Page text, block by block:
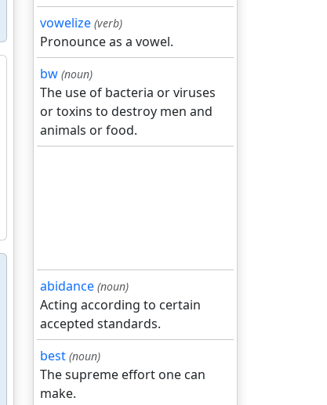
vowelize (verb)
Pronounce as a vowel.
bw (noun)
The use of bacteria or viruses
or toxins to destroy men and
animals or food.
abidance (noun)
Acting according to certain
accepted standards.
best (noun)
The supreme effort one can
make.